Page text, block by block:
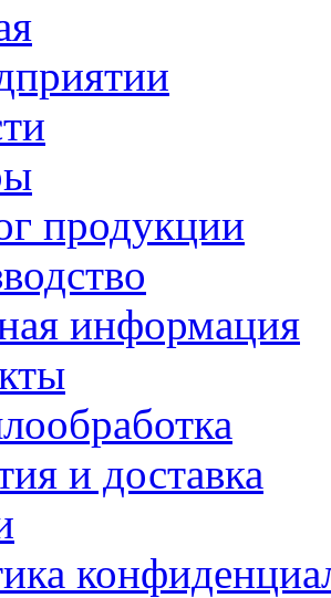
продукции
информация
и доставка